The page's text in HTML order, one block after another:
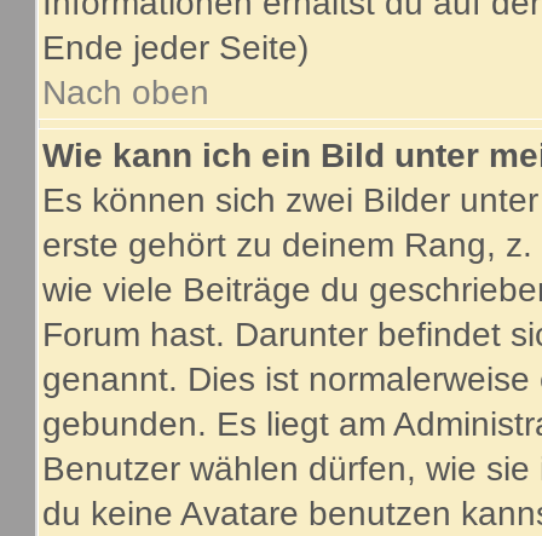
Ende jeder Seite)
Nach oben
Wie kann ich ein Bild unter
Es können sich zwei Bilder
erste gehört zu deinem Rang,
wie viele Beiträge du
Forum hast. Darunter befindet
genannt. Dies ist
gebunden. Es liegt am
Benutzer wählen dürfen, wie
du keine Avatare benutzen